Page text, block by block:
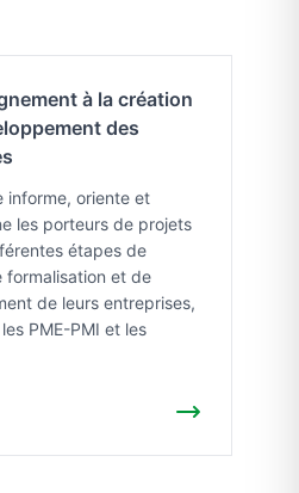
à la création
des
informe, oriente et
les porteurs de projets
étapes de
formalisation et de
de leurs entreprises,
PME-PMI et les